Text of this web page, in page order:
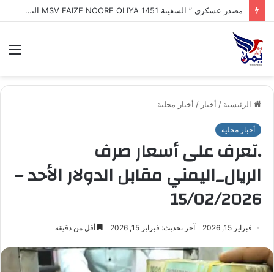
طهران : إيران تكشف اقتراب إعلان تفاهم تاريخي مع سلطنة عُمان بشأن تنظيم الملاحة في مضيق هرمز
الرئيسية / أخبار / أخبار محلية
أخبار محلية
.تعرف على أسعار صرف
الريال_اليمني مقابل الدولار الأحد –
15/02/2026
فبراير 15, 2026 آخر تحديث: فبراير 15, 2026 أقل من دقيقة